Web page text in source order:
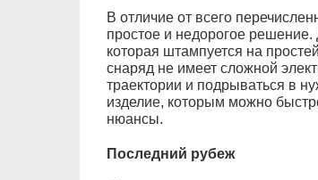
В отличие от всего
простое и недорогое решение.
которая штампуется на
снаряд не имеет сложной
траектории и подрываться в
изделие, которым можно
нюансы.
Последний рубеж